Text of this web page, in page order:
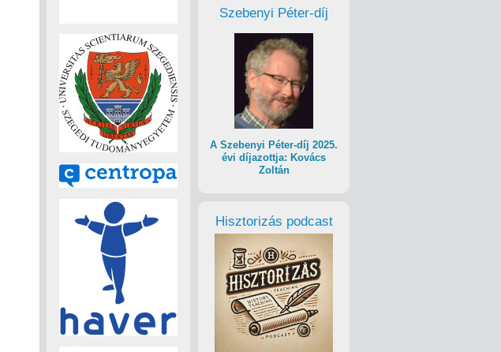
Szebenyi Péter-díj
A Szebenyi Péter-díj 2025.
évi díjazottja: Kovács
Zoltán
Hisztorizás podcast